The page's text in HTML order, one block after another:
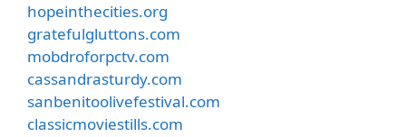
hopeinthecities.org
gratefulgluttons.com
mobdroforpctv.com
cassandrasturdy.com
sanbenitoolivefestival.com
classicmoviestills.com